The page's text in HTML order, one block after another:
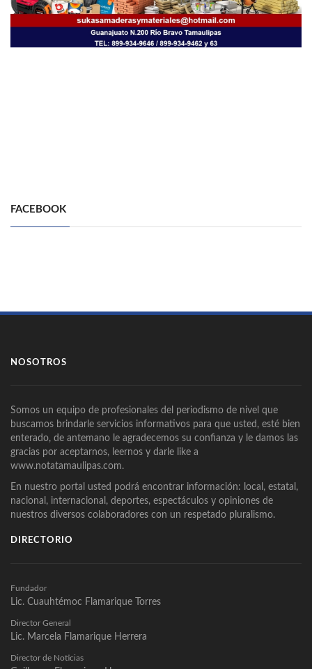
FACEBOOK
NOSOTROS
Somos un equipo de profesionales del periodismo de nivel que
buscamos brindarle servicios informativos para que usted, esté bien
enterado, de antemano le agradecemos su confianza y le damos las
gracias por aceptarnos, leernos y darle like a
www.notatamaulipas.com.
En nuestro portal usted podrá encontrar información: local, estatal,
nacional, internacional, deportes, espectáculos y opiniones de
nuestros diversos colaboradores con un respetado pluralismo.
DIRECTORIO
Fundador
Lic. Cuauhtémoc Flamarique Torres
Director General
Lic. Marcela Flamarique Herrera
Director de Noticias